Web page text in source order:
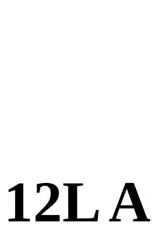
12L